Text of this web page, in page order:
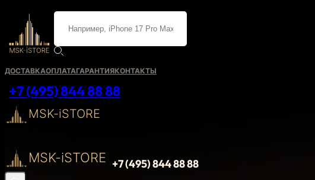
ДОСТАВКАОПЛАТАГАРАНТИЯКОНТАКТЫ
+7 (495) 844 88 88
MSK-iSTORE
MSK-iSTORE +7 (495) 844 88 88